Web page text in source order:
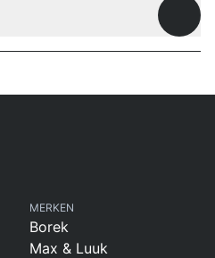
MERKEN
Borek
Max & Luuk